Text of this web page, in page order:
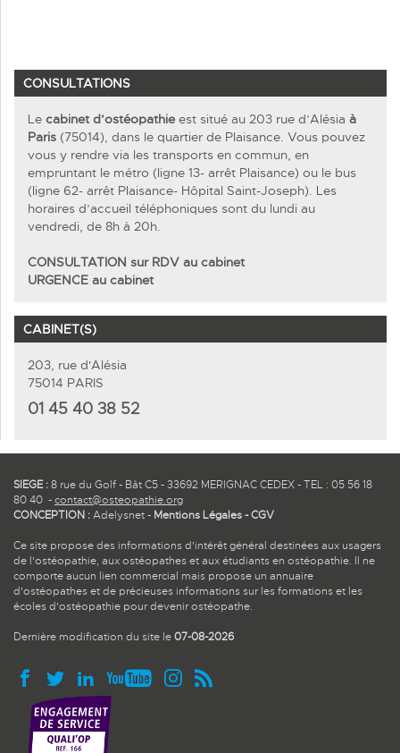
CONSULTATIONS
Le cabinet d’ostéopathieest situé au 203 rue d’Alésia à
Paris (75014), dans le quartier de Plaisance. Vous pouvez
vous y rendre via les transports en commun, en
empruntant le métro (ligne 13- arrêt Plaisance) ou le bus
(ligne 62- arrêt Plaisance- Hôpital Saint-Joseph). Les
horaires d’accueil téléphoniques sont du lundi au
vendredi, de 8h à 20h.
CONSULTATION sur RDV au cabinet
URGENCE au cabinet
CABINET(S)
203, rue d'Alésia
75014 PARIS
01 45 40 38 52
SIEGE :8 rue du Golf - Bât C5 - 33692 MERIGNAC CEDEX - TEL : 05 56 18
80 40 -contact@osteopathie.org
CONCEPTION :Adelysnet- Mentions Légales-CGV
Ce site propose des informations d'intérêt général destinées aux usagers
de l'ostéopathie, aux ostéopathes et aux étudiants en ostéopathie. Il ne
comporte aucun lien commercial mais propose un annuaire
d'ostéopathes et de précieuses informations sur les formations et les
écoles d'ostéopathie pour devenir ostéopathe.
Dernière modification du site le07-08-2026